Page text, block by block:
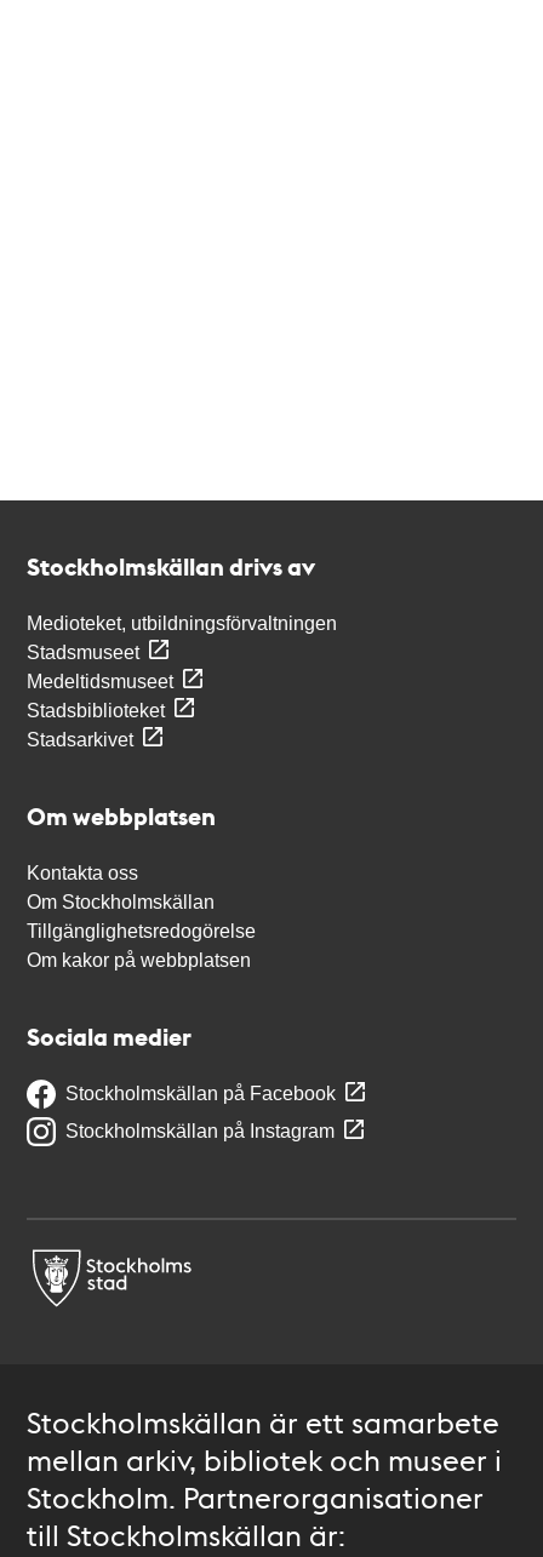
Stockholmskällan drivs av
Medioteket, utbildningsförvaltningen
Stadsmuseet
Medeltidsmuseet
Stadsbiblioteket
Stadsarkivet
Om webbplatsen
Kontakta oss
Om Stockholmskällan
Tillgänglighetsredogörelse
Om kakor på webbplatsen
Sociala medier
Stockholmskällan på Facebook
Stockholmskällan på Instagram
Stockholmskällan är ett samarbete
mellan arkiv, bibliotek och museer i
Stockholm. Partnerorganisationer
till Stockholmskällan är: